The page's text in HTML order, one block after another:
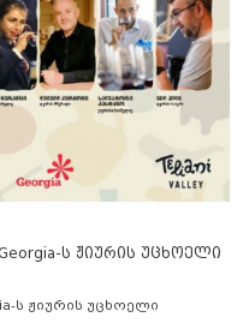
Georgia-ს ჟიურის უცხოელი
ს ჟიურის უცხოელი